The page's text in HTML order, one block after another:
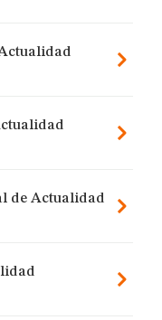
de Actualidad